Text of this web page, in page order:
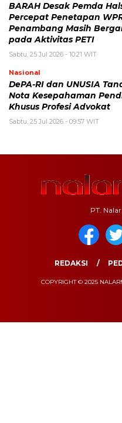
BARAH Desak Pemda
Percepat Penetapan
Penambang Masih
pada Aktivitas PETI
Sabtu, 25 Jul 2026 - 10:21 WIT
Nasional
DePA-RI dan UNUSIA
Nota Kesepahaman
Khusus Profesi Advokat
Sabtu, 25 Jul 2026 - 09:57 WIT
PT.
REDAKSI
COPYRIGHT © 2025